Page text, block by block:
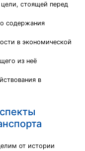
стоящей перед
содержания
в экономической
из неё
в
от истории